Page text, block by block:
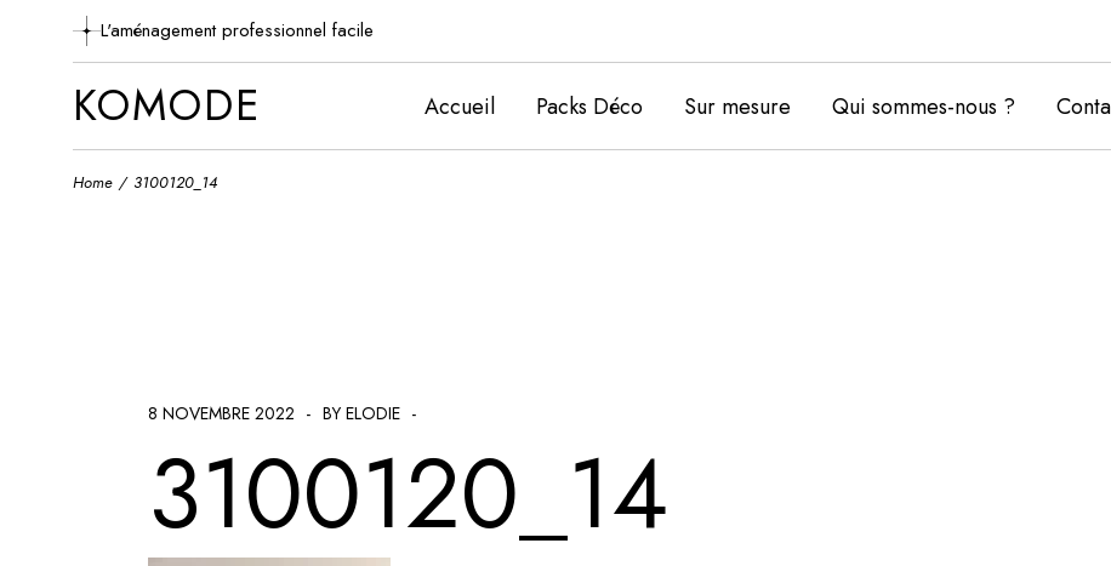
L'aménagement professionnel facile
KOMODE Accueil Packs Déco Sur mesure Qui sommes-nous ?
Home 3100120_14
8 NOVEMBRE 2022 BY ELODIE
3100120_14